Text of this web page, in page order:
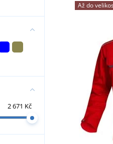
2 671 Kč
Až do